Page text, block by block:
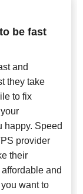
be fast
and
they take
to fix
happy. Speed
provider
their
and
want to